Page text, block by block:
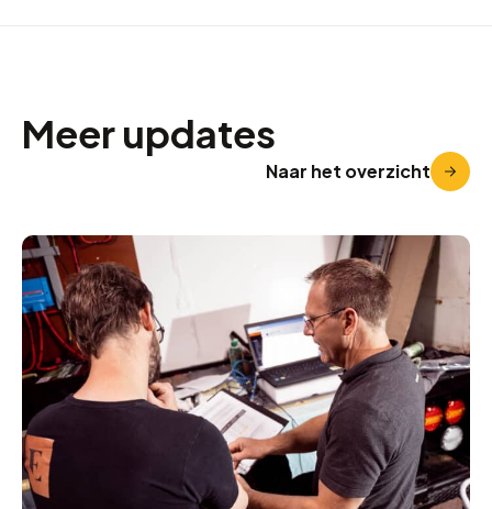
Meer updates
Naar het overzicht